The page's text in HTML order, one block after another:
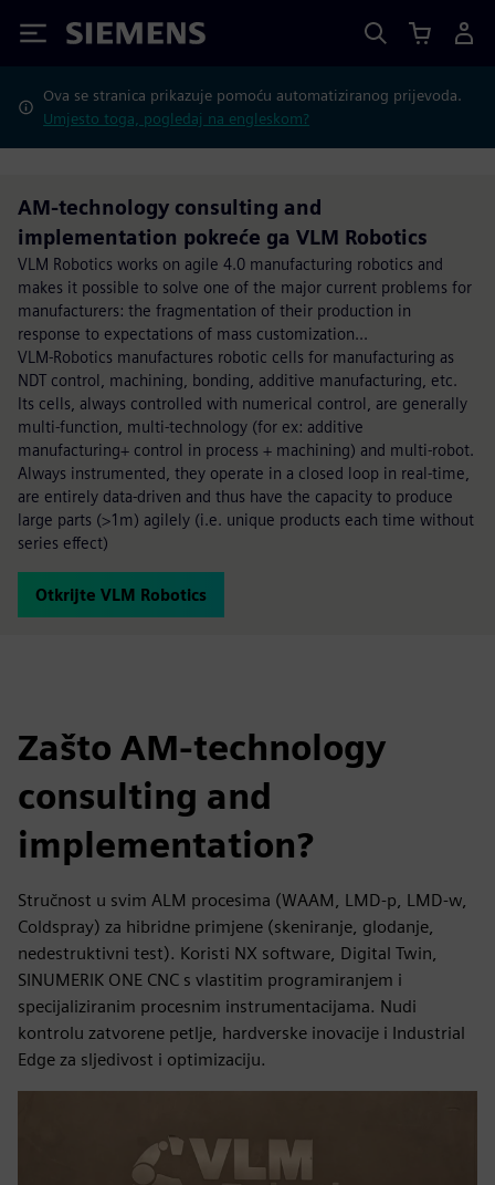
Siemens
Ova se stranica prikazuje pomoću automatiziranog prijevoda.
Umjesto toga, pogledaj na engleskom?
AM-technology consulting and
implementation pokreće ga VLM Robotics
VLM Robotics works on agile 4.0 manufacturing robotics and
makes it possible to solve one of the major current problems for
manufacturers: the fragmentation of their production in
response to expectations of mass customization...
VLM-Robotics manufactures robotic cells for manufacturing as
NDT control, machining, bonding, additive manufacturing, etc.
Its cells, always controlled with numerical control, are generally
multi-function, multi-technology (for ex: additive
manufacturing+ control in process + machining) and multi-robot.
Always instrumented, they operate in a closed loop in real-time,
are entirely data-driven and thus have the capacity to produce
large parts (>1m) agilely (i.e. unique products each time without
series effect)
Otkrijte VLM Robotics
Zašto AM-technology
consulting and
implementation?
Stručnost u svim ALM procesima (WAAM, LMD-p, LMD-w,
Coldspray) za hibridne primjene (skeniranje, glodanje,
nedestruktivni test). Koristi NX software, Digital Twin,
SINUMERIK ONE CNC s vlastitim programiranjem i
specijaliziranim procesnim instrumentacijama. Nudi
kontrolu zatvorene petlje, hardverske inovacije i Industrial
Edge za sljedivost i optimizaciju.